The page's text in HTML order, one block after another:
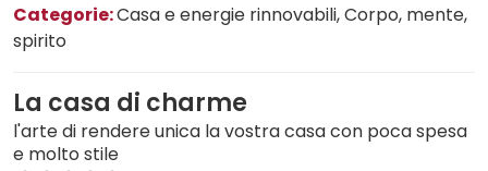
Categorie:Casa e energie rinnovabili, Corpo, mente,
spirito
La casa di charme
l'arte di rendere unica la vostra casa con poca spesa
e molto stile